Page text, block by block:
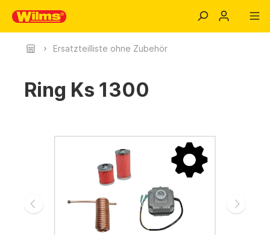
Ersatzteilliste ohne Zubehör
Ring Ks 1300